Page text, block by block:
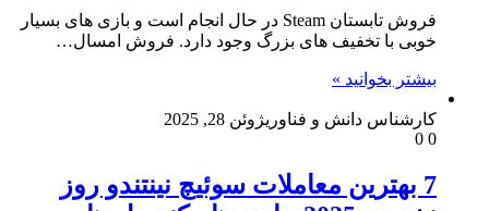
فروش تابستان Steam در حال انجام است و بازی های بسیار
خوبی با تخفیف های بزرگ وجود دارد. فروش امسال…
بیشتر بخوانید »
کارشناس دانش و فناوریژوئن 28, 2025
0
7 بهترین معاملات سوئیچ نینتندو روز